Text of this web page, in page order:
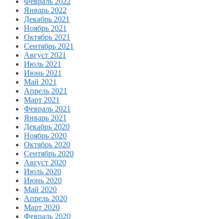
Январь 2022
Декабрь 2021
Ноябрь 2021
Октябрь 2021
Сентябрь 2021
Август 2021
Июль 2021
Июнь 2021
Май 2021
Апрель 2021
Март 2021
Февраль 2021
Январь 2021
Декабрь 2020
Ноябрь 2020
Октябрь 2020
Сентябрь 2020
Август 2020
Июль 2020
Июнь 2020
Май 2020
Апрель 2020
Март 2020
Февраль 2020